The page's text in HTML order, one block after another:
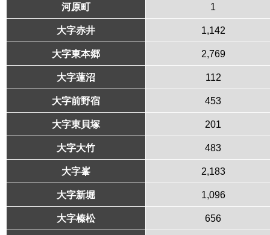
河原町 1
大字赤井 1,142
大字東本郷 2,769
大字蓮沼 112
大字前野宿 453
大字東貝塚 201
大字大竹 483
大字峯 2,183
大字新堀 1,096
大字榛松 656